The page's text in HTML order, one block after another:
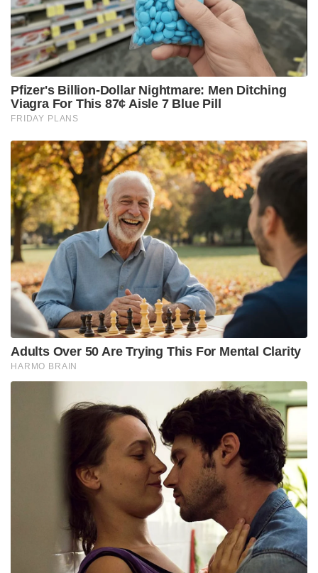
Pfizer's Billion-Dollar Nightmare: Men Ditching
Viagra For This 87¢ Aisle 7 Blue Pill
FRIDAY PLANS
Adults Over 50 Are Trying This For Mental Clarity
HARMO BRAIN